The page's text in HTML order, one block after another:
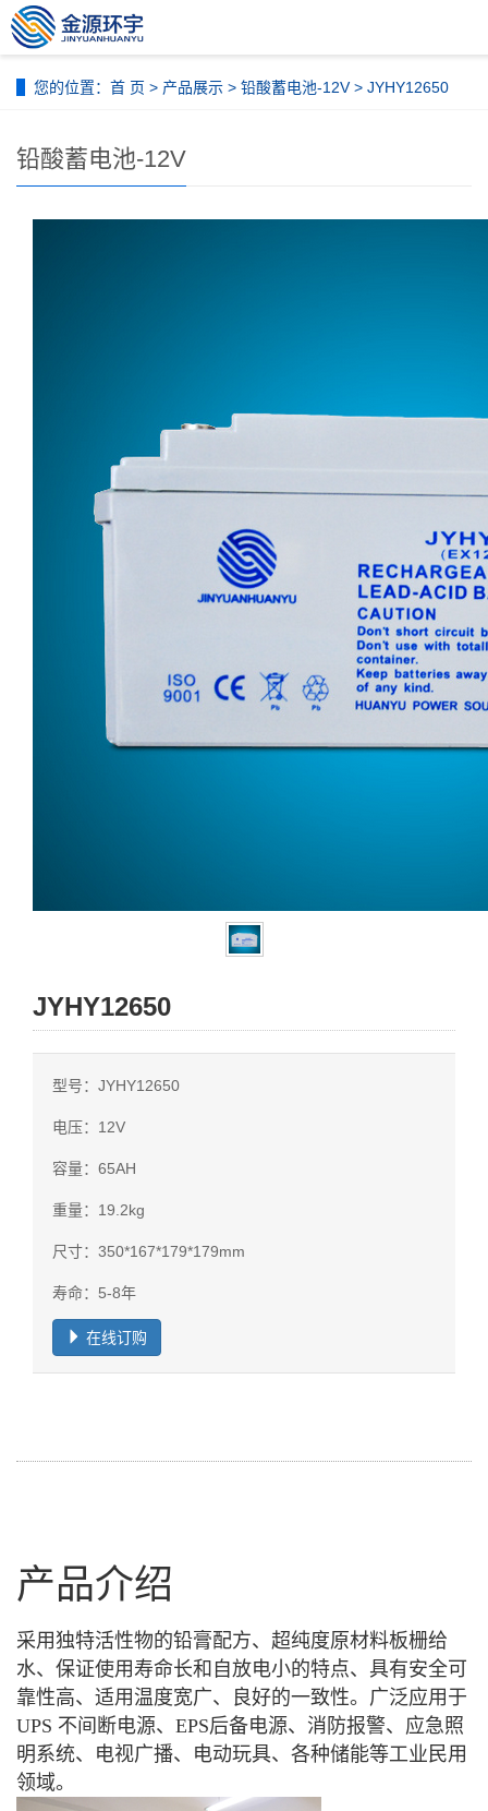
您的位置： 首 页 > 产品展示 > 铅酸蓄电池-12V> JYHY12650
铅酸蓄电池-12V
JYHY12650
型号：JYHY12650
电压：12V
容量：65AH
重量：19.2kg
尺寸：350*167*179*179mm
寿命：5-8年
在线订购
产品介绍
采用独特活性物的铅膏配方、超纯度原材料板栅给
水、保证使用寿命长和自放电小的特点、具有安全可
靠性高、适用温度宽广、良好的一致性。广泛应用于
UPS 不间断电源、EPS后备电源、消防报警、应急照
明系统、电视广播、电动玩具、各种储能等工业民用
领域。